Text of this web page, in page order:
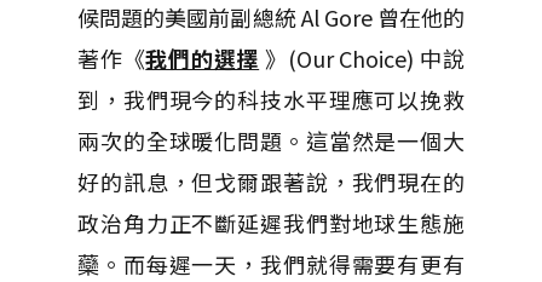
候問題的美國前副總統 Al Gore 曾在他的
著作《我們的選擇 》(Our Choice) 中說
到，我們現今的科技水平理應可以挽救
兩次的全球暖化問題。這當然是一個大
好的訊息，但戈爾跟著說，我們現在的
政治角力正不斷延遲我們對地球生態施
虊。而每遲一天，我們就得需要有更有